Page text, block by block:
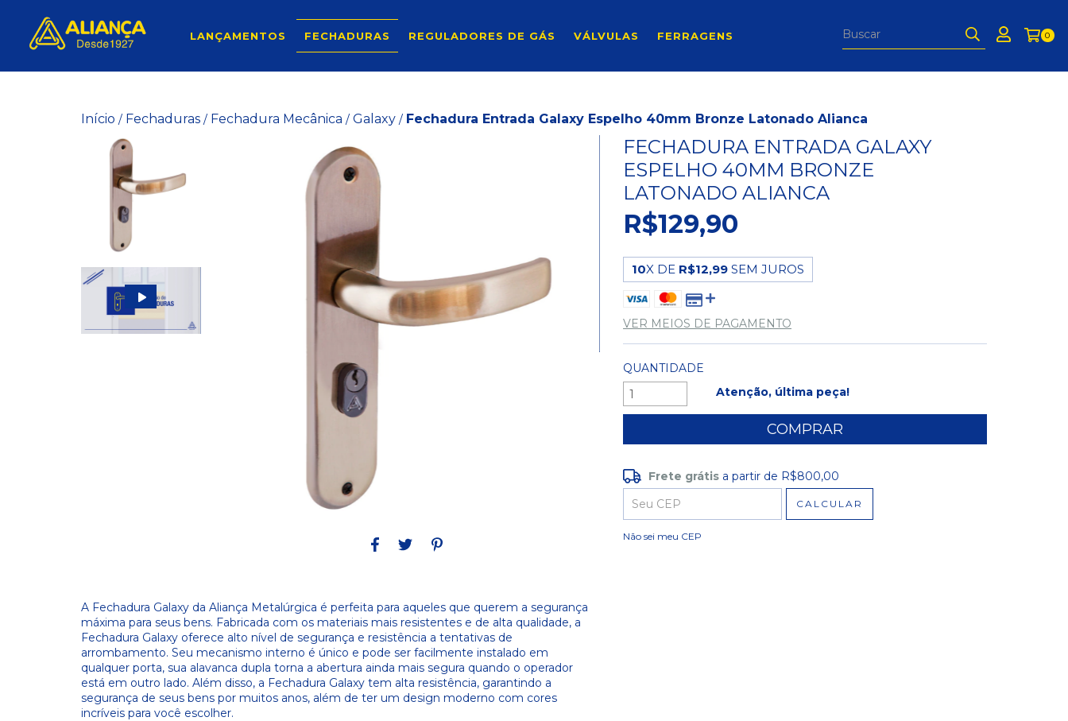
LANÇAMENTOS FECHADURAS REGULADORES DE GÁS VÁLVULAS FERRAGENS 0
Início / Fechaduras / Fechadura Mecânica / Galaxy / Fechadura Entrada Galaxy Espelho 40mm Bronze Latonado Alianca
A Fechadura Galaxy da Aliança Metalúrgica é perfeita para aqueles que querem a segurança
máxima para seus bens. Fabricada com os materiais mais resistentes e de alta qualidade, a
Fechadura Galaxy oferece alto nível de segurança e resistência a tentativas de
arrombamento. Seu mecanismo interno é único e pode ser facilmente instalado em
qualquer porta, sua alavanca dupla torna a abertura ainda mais segura quando o operador
está em outro lado. Além disso, a Fechadura Galaxy tem alta resistência, garantindo a
segurança de seus bens por muitos anos, além de ter um design moderno com cores
incríveis para você escolher.
FECHADURA ENTRADA GALAXY
ESPELHO 40MM BRONZE
LATONADO ALIANCA
R$129,90
10X DE R$12,99 SEM JUROS
VER MEIOS DE PAGAMENTO
QUANTIDADE
Atenção, última peça!
Frete grátis R$800,00
Entregas para o CEP:
Frete grátis a partir de R$800,00
CALCULAR
Não sei meu CEP